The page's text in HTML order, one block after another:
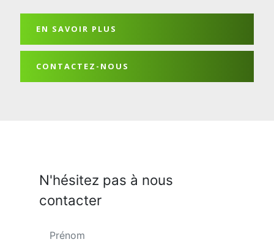
EN SAVOIR PLUS
CONTACTEZ-NOUS
N'hésitez pas à nous
contacter